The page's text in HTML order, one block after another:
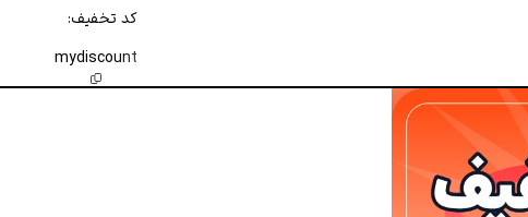
کد تخفیف:
mydiscount